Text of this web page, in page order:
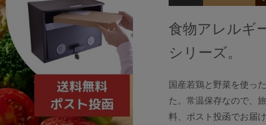
食物アレルギ
シリーズ。
国産若鶏と野菜を使っ
た。常温保存なので、
料、ポスト投函でお届